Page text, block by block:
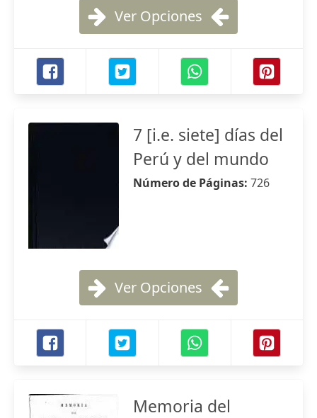
Ver Opciones
7 [i.e. siete] días del
Perú y del mundo
Número de Páginas: 726
Ver Opciones
Memoria del